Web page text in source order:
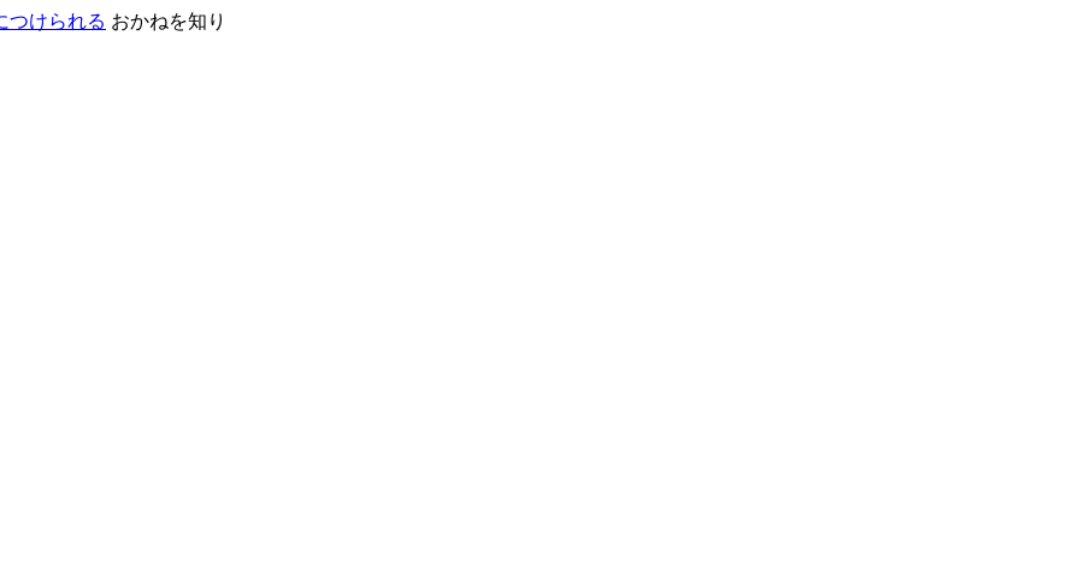
おかねを知り